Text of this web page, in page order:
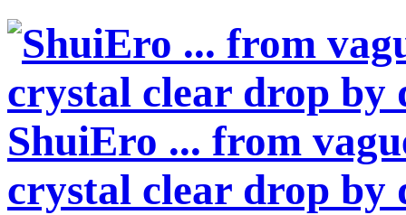
ShuiEro ... from
crystal clear drop by